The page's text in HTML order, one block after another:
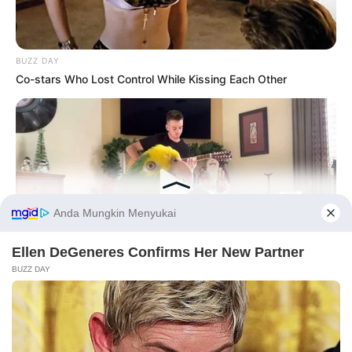
PRIVACY POLICY DISCLAIMER HUBUNGI KAMI IKLAN
BUZZ DAY
Co-stars Who Lost Control While Kissing Each Other
Watch This Parrot Belt Out A Pitch-Perfect Beyonce Song